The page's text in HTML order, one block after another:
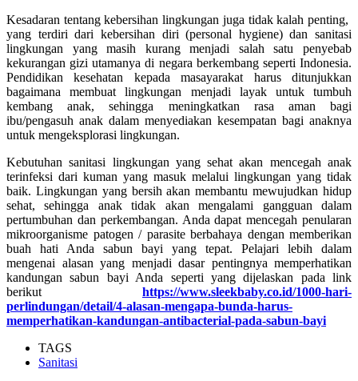
Kesadaran tentang kebersihan lingkungan juga tidak kalah penting,
yang terdiri dari kebersihan diri (personal hygiene) dan sanitasi
lingkungan yang masih kurang menjadi salah satu penyebab
kekurangan gizi utamanya di negara berkembang seperti Indonesia.
Pendidikan kesehatan kepada masayarakat harus ditunjukkan
bagaimana membuat lingkungan menjadi layak untuk tumbuh
kembang anak, sehingga meningkatkan rasa aman bagi
ibu/pengasuh anak dalam menyediakan kesempatan bagi anaknya
untuk mengeksplorasi lingkungan.
Kebutuhan sanitasi lingkungan yang sehat akan mencegah anak
terinfeksi dari kuman yang masuk melalui lingkungan yang tidak
baik. Lingkungan yang bersih akan membantu mewujudkan hidup
sehat, sehingga anak tidak akan mengalami gangguan dalam
pertumbuhan dan perkembangan. Anda dapat mencegah penularan
mikroorganisme patogen / parasite berbahaya dengan memberikan
buah hati Anda sabun bayi yang tepat. Pelajari lebih dalam
mengenai alasan yang menjadi dasar pentingnya memperhatikan
kandungan sabun bayi Anda seperti yang dijelaskan pada link
berikut https://www.sleekbaby.co.id/1000-hari-
perlindungan/detail/4-alasan-mengapa-bunda-harus-
memperhatikan-kandungan-antibacterial-pada-sabun-bayi
TAGS
Sanitasi